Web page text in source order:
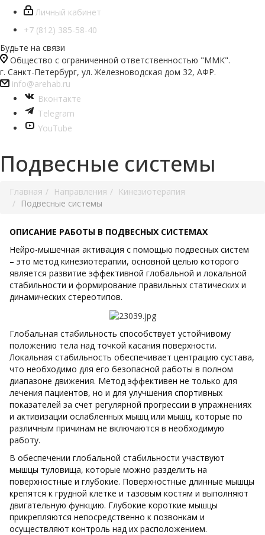
Личный кабинет
+7 (812) 385-58-40
Будьте на связи
Общество с ограниченной ответственностью "ММК".
г. Санкт-Петербург, ул. Железноводская дом 32, АФР.
info@arehab.ru
Вконтакте
Telegram
YouTube
Подвесные системы
Главная Направления
Кинезиотерапия
Подвесные системы
ОПИСАНИЕ РАБОТЫ В ПОДВЕСНЫХ СИСТЕМАХ
Нейро-мышечная активация с помощью подвесных систем
– это метод кинезиотерапии, основной целью которого
является развитие эффективной глобальной и локальной
стабильности и формирование правильных статических и
динамических стереотипов.
Глобальная стабильность способствует устойчивому
положению тела над точкой касания поверхности.
Локальная стабильность обеспечивает центрацию сустава,
что необходимо для его безопасной работы в полном
диапазоне движения. Метод эффективен не только для
лечения пациентов, но и для улучшения спортивных
показателей за счет регулярной прогрессии в упражнениях
и активизации ослабленных мышц или мышц, которые по
различным причинам не включаются в необходимую
работу.
В обеспечении глобальной стабильности участвуют
мышцы туловища, которые можно разделить на
поверхностные и глубокие. Поверхностные длинные мышцы
крепятся к грудной клетке и тазовым костям и выполняют
двигательную функцию. Глубокие короткие мышцы
прикрепляются непосредственно к позвонкам и
осуществляют контроль над их расположением.